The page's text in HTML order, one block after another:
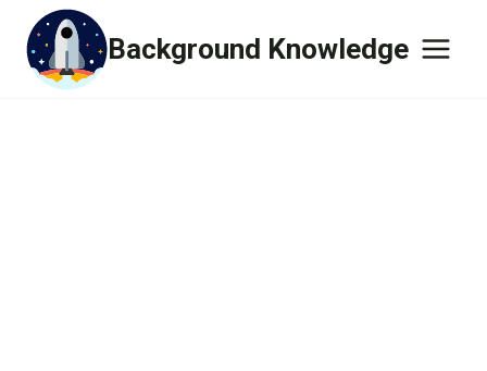
Skip
content
Background Knowledge